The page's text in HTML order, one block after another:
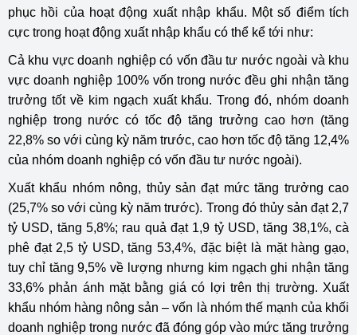
phục hồi của hoạt động xuất nhập khẩu. Một số điểm tích
cực trong hoạt động xuất nhập khẩu có thể kể tới như:
Cả khu vực doanh nghiệp có vốn đầu tư nước ngoài và khu
vực doanh nghiệp 100% vốn trong nước đều ghi nhận tăng
trưởng tốt về kim ngạch xuất khẩu. Trong đó, nhóm doanh
nghiệp trong nước có tốc độ tăng trưởng cao hơn (tăng
22,8% so với cùng kỳ năm trước, cao hơn tốc độ tăng 12,4%
của nhóm doanh nghiệp có vốn đầu tư nước ngoài).
Xuất khẩu nhóm nông, thủy sản đạt mức tăng trưởng cao
(25,7% so với cùng kỳ năm trước). Trong đó thủy sản đạt 2,7
tỷ USD, tăng 5,8%; rau quả đạt 1,9 tỷ USD, tăng 38,1%, cà
phê đạt 2,5 tỷ USD, tăng 53,4%, đặc biệt là mặt hàng gạo,
tuy chỉ tăng 9,5% về lượng nhưng kim ngạch ghi nhận tăng
33,6% phản ánh mặt bằng giá có lợi trên thị trường. Xuất
khẩu nhóm hàng nông sản – vốn là nhóm thế mạnh của khối
doanh nghiệp trong nước đã đóng góp vào mức tăng trưởng